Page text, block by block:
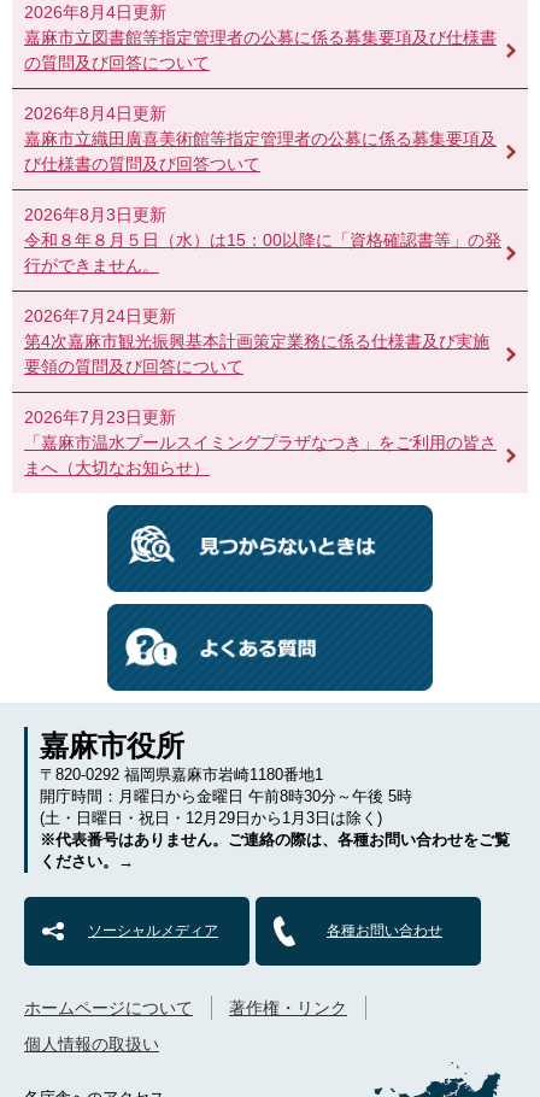
2026年8月4日更新
嘉麻市立図書館等指定管理者の公募に係る募集要項及び仕様書
の質問及び回答について
2026年8月4日更新
嘉麻市立織田廣喜美術館等指定管理者の公募に係る募集要項及
び仕様書の質問及び回答ついて
2026年8月3日更新
令和８年８月５日（水）は15：00以降に「資格確認書等」の発
行ができません。
2026年7月24日更新
第4次嘉麻市観光振興基本計画策定業務に係る仕様書及び実施
要領の質問及び回答について
2026年7月23日更新
「嘉麻市温水プールスイミングプラザなつき」をご利用の皆さ
まへ（大切なお知らせ）
嘉麻市役所
〒820-0292 福岡県嘉麻市岩崎1180番地1
開庁時間：月曜日から金曜日 午前8時30分～午後 5時
(土・日曜日・祝日・12月29日から1月3日は除く)
※代表番号はありません。ご連絡の際は、各種お問い合わせをご覧
ください。→
ソーシャルメディア 各種お問い合わせ
ホームページについて
著作権・リンク
個人情報の取扱い